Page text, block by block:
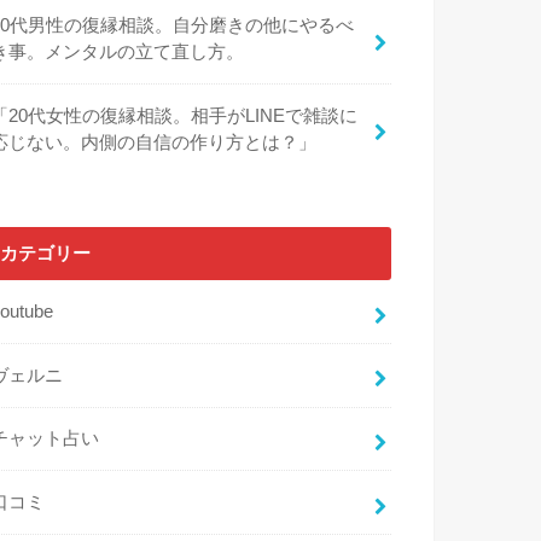
代男性の復縁相談。自分磨きの他にやるべ
事。メンタルの立て直し方。
20代女性の復縁相談。相手がLINEで雑談に
じない。内側の自信の作り方とは？」
カテゴリー
ェルニ
ャット占い
コミ